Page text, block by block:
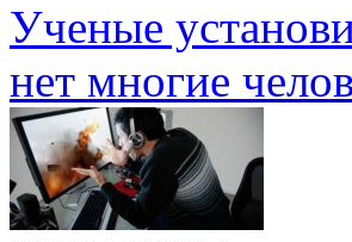
Ученые
нет многие